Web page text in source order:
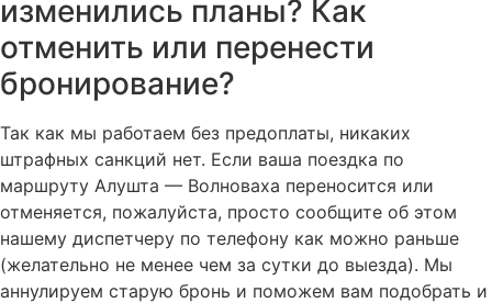
изменились планы? Как
отменить или перенести
бронирование?
Так как мы работаем без предоплаты, никаких
штрафных санкций нет. Если ваша поездка по
маршруту Алушта — Волноваха переносится или
отменяется, пожалуйста, просто сообщите об этом
нашему диспетчеру по телефону как можно раньше
(желательно не менее чем за сутки до выезда). Мы
аннулируем старую бронь и поможем вам подобрать и